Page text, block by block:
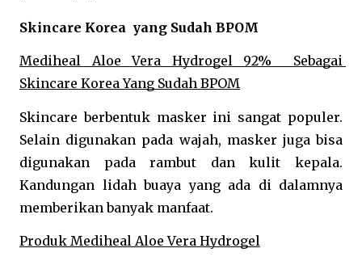
Skincare Korea  yang Sudah BPOM
Mediheal Aloe Vera Hydrogel 92%  Sebagai
Skincare Korea Yang Sudah BPOM
Skincare berbentuk masker ini sangat populer.
Selain digunakan pada wajah, masker juga bisa
digunakan pada rambut dan kulit kepala.
Kandungan lidah buaya yang ada di dalamnya
memberikan banyak manfaat.
Produk Mediheal Aloe Vera Hydrogel